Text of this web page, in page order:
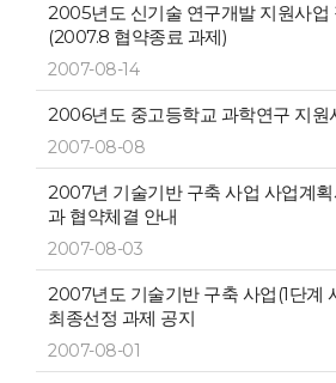
2005년도 신기술 연구개발 지원사업
(2007.8 협약종료 과제)
2007-08-14
2006년도 중고등학교 과학연구 지원
2007-08-08
2007년 기술기반 구축 사업 사업계
과 협약체결 안내
2007-08-03
2007년도 기술기반 구축 사업(1단계
최종선정 과제 공지
2007-08-01